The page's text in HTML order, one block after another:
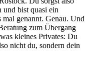
und bist quasi ein
genannt. Genau. Und
zum Übergang
kleines Privates: Du
nicht du, sondern dein